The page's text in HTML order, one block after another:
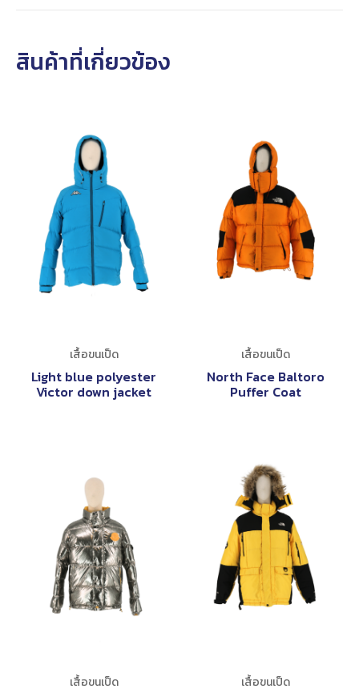
สินค้าที่เกี่ยวข้อง
เสื้อขนเป็ด
Light blue polyester
Victor down jacket
เสื้อขนเป็ด
North Face Baltoro
Puffer Coat
เสื้อขนเป็ด เสื้อขนเป็ด